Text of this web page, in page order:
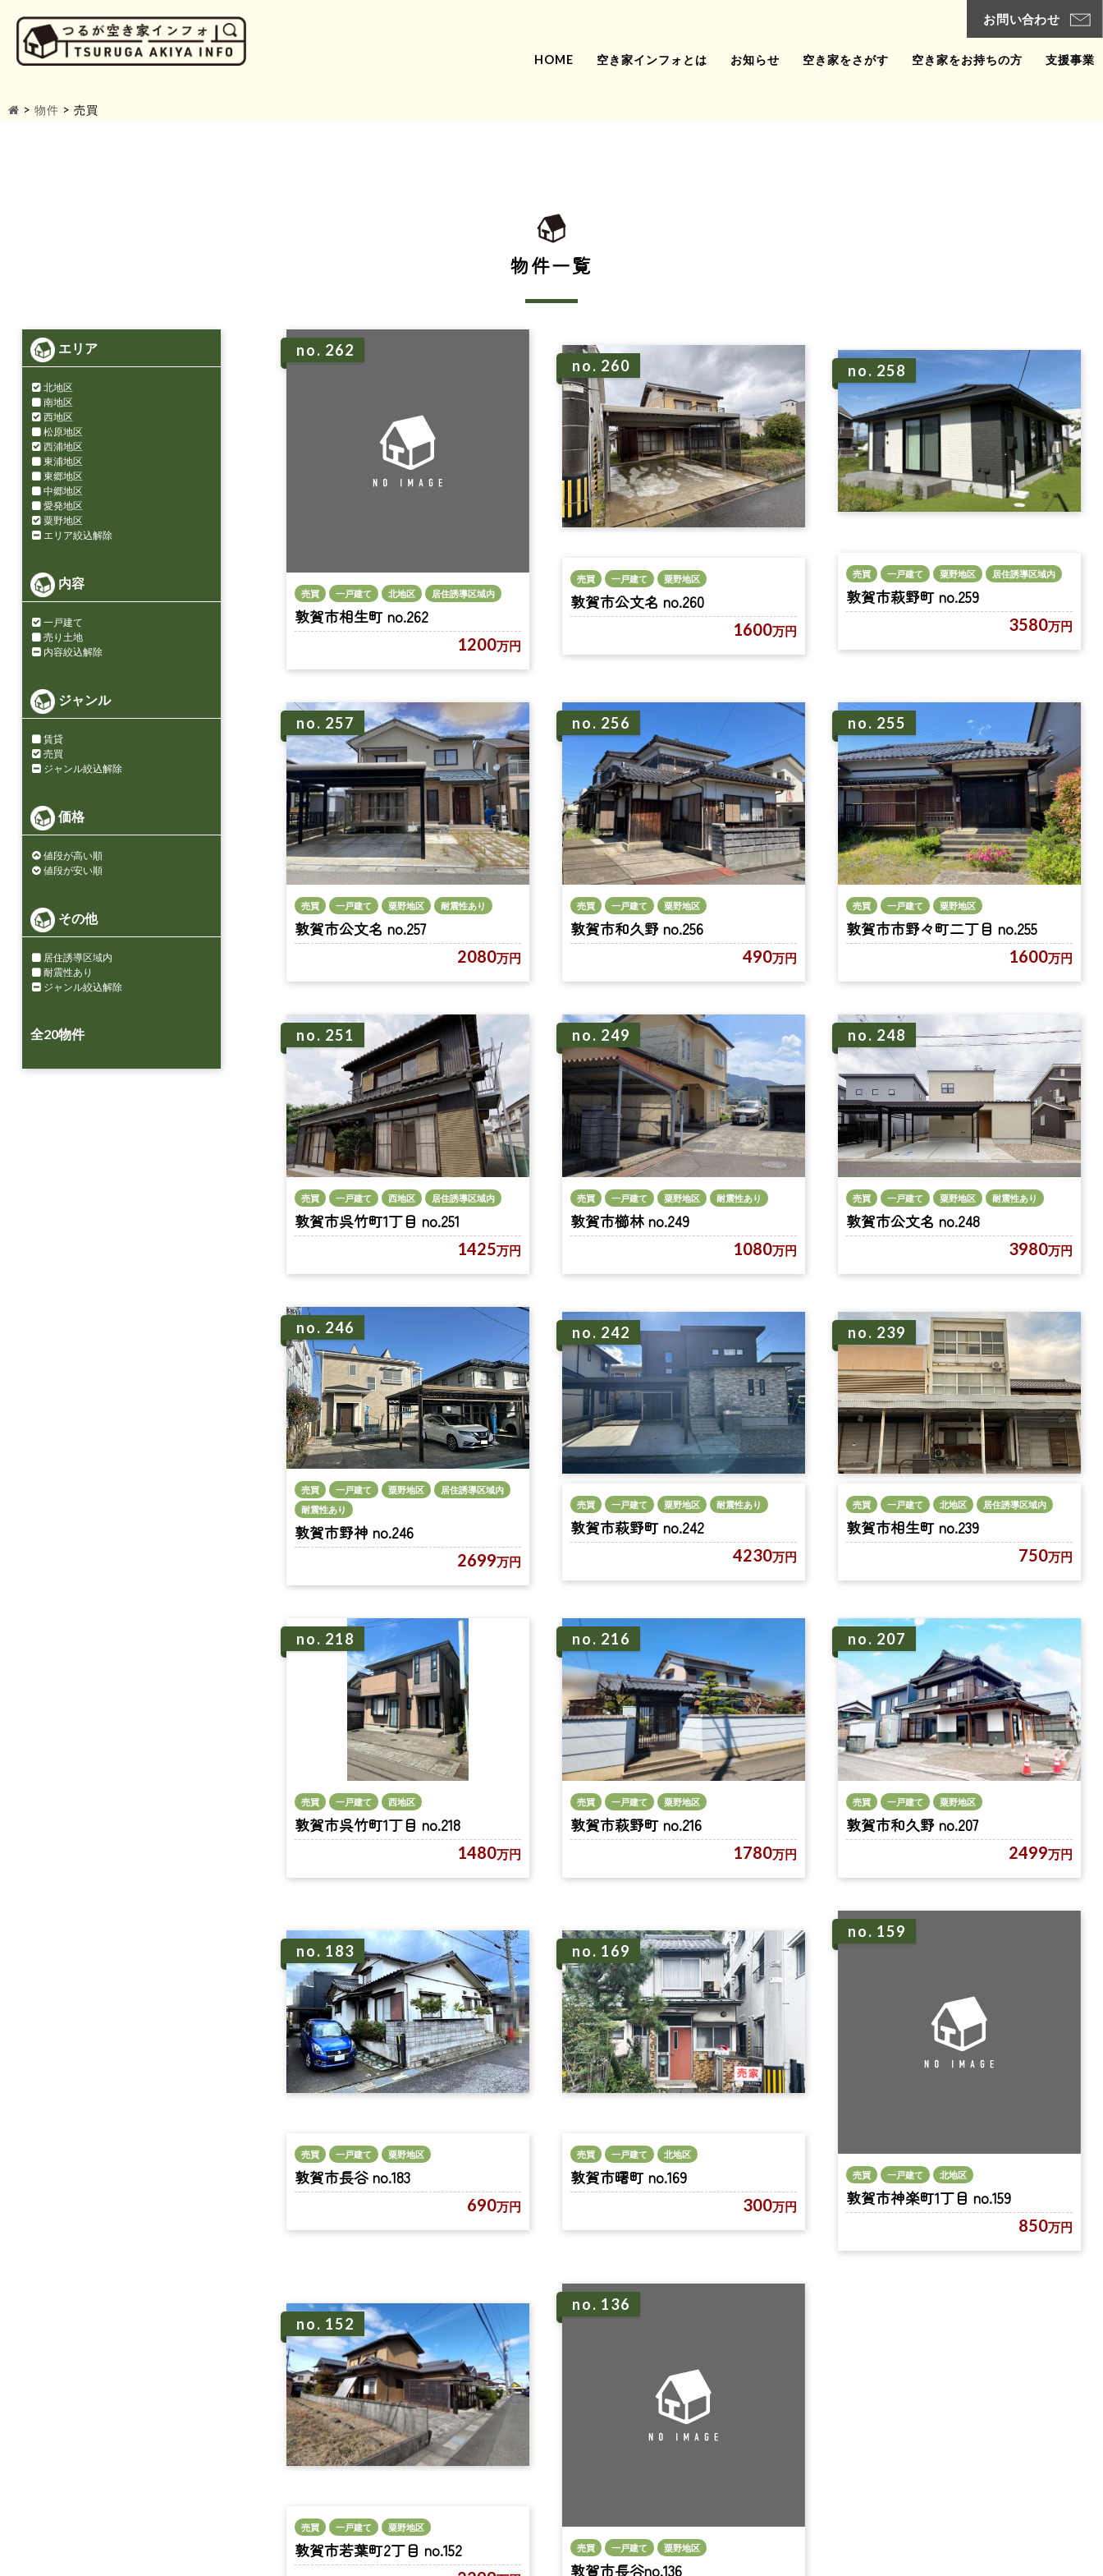
HOME 空き家インフォとは お知らせ 空き家をさがす 空き家をお持ちの方 支援事業
> 物件 > 売買
物件一覧
エリア
北地区
南地区
西地区
松原地区
西浦地区
東浦地区
東郷地区
中郷地区
愛発地区
粟野地区
エリア絞込解除
内容
一戸建て
売り土地
内容絞込解除
ジャンル
賃貸
売買
ジャンル絞込解除
価格
値段が高い順
値段が安い順
その他
居住誘導区域内
耐震性あり
ジャンル絞込解除
全20物件
no. 262
売買 一戸建て 北地区 居住誘導区域内
敦賀市相生町 no.262
1200万円
no. 260
売買 一戸建て 粟野地区
敦賀市公文名 no.260
1600万円
no. 258
売買 一戸建て 粟野地区 居住誘導区域内
敦賀市萩野町 no.259
3580万円
no. 257
売買 一戸建て 粟野地区 耐震性あり
敦賀市公文名 no.257
2080万円
no. 256
売買 一戸建て 粟野地区
敦賀市和久野 no.256
490万円
no. 255
売買 一戸建て 粟野地区
敦賀市市野々町二丁目 no.255
1600万円
no. 251
売買 一戸建て 西地区 居住誘導区域内
敦賀市呉竹町1丁目 no.251
1425万円
no. 249
売買 一戸建て 粟野地区 耐震性あり
敦賀市櫛林 no.249
1080万円
no. 248
売買 一戸建て 粟野地区 耐震性あり
敦賀市公文名 no.248
3980万円
no. 246
売買 一戸建て 粟野地区
居住誘導区域内
耐震性あり
敦賀市野神 no.246
2699万円
no. 242
売買 一戸建て 粟野地区 耐震性あり
敦賀市萩野町 no.242
4230万円
no. 239
売買 一戸建て 北地区 居住誘導区域内
敦賀市相生町 no.239
750万円
no. 218
売買 一戸建て 西地区
敦賀市呉竹町1丁目 no.218
1480万円
no. 216
売買 一戸建て 粟野地区
敦賀市萩野町 no.216
1780万円
no. 207
売買 一戸建て 粟野地区
敦賀市和久野 no.207
2499万円
no. 183
売買 一戸建て 粟野地区
敦賀市長谷 no.183
690万円
no. 169
売買 一戸建て 北地区
敦賀市曙町 no.169
300万円
no. 159
売買 一戸建て 北地区
敦賀市神楽町1丁目 no.159
850万円
no. 152
売買 一戸建て 粟野地区
敦賀市若葉町2丁目 no.152
no. 136
売買 一戸建て 粟野地区
敦賀市長谷no.136